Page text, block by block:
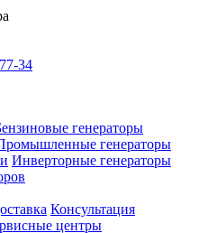
34
генераторы
генераторы
Инверторные генераторы
Консультация
центры